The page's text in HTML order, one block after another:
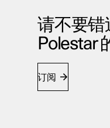
请不要错
Polestar
订阅